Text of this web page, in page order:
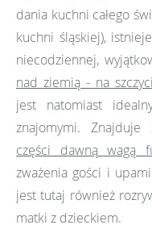
dania kuchni całego
kuchni śląskiej),
niecodziennej,
nad ziemią - na
jest natomiast
znajomymi.
części dawną wagą
zważenia gości i
jest tutaj również
matki z dzieckiem.